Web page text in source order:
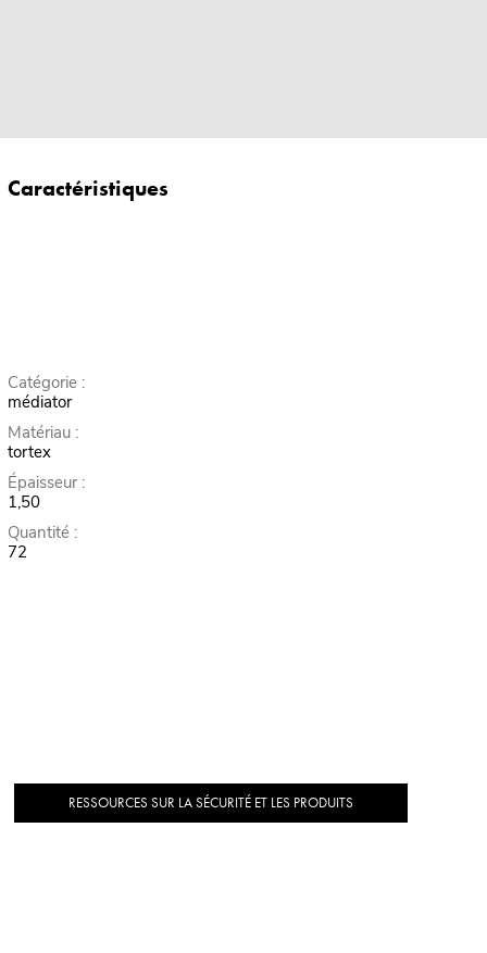
Caractéristiques
Catégorie :
médiator
Matériau :
tortex
Épaisseur :
1,50
Quantité :
72
RESSOURCES SUR LA SÉCURITÉ ET LES PRODUITS